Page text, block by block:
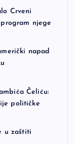
Crveni
njege
napad
Čeliću:
političke
u zaštiti